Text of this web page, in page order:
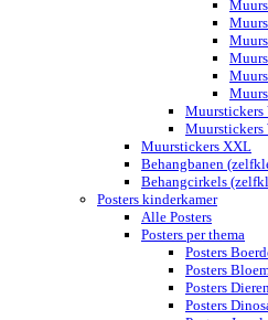
Muurstickers
Muurstickers
Muurstickers XXL
Behangbanen
Behangcirkels
Posters kinderkamer
Alle Posters
Posters per thema
Posters
Posters
Posters Dieren
Posters